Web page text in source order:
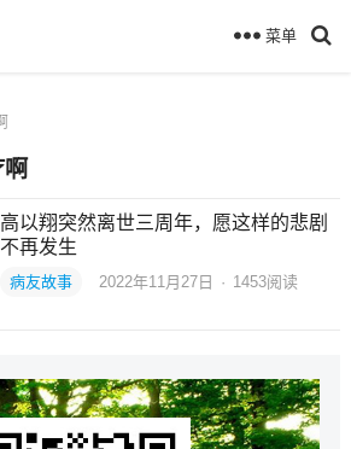
菜单
高以翔突然离世三周年，愿这样的悲剧
不再发生
病友故事 2022年11月27日 · 1453阅读